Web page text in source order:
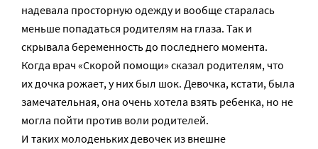
надевала просторную одежду и вообще старалась
меньше попадаться родителям на глаза. Так и
скрывала беременность до последнего момента.
Когда врач «Скорой помощи» сказал родителям, что
их дочка рожает, у них был шок. Девочка, кстати, была
замечательная, она очень хотела взять ребенка, но не
могла пойти против воли родителей.
И таких молоденьких девочек из внешне